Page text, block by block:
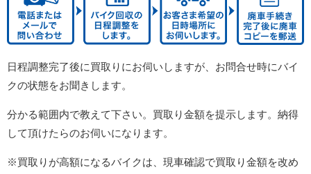
日程調整完了後に買取りにお伺いしますが、お問合せ時にバイ
クの状態をお聞きします。
分かる範囲内で教えて下さい。買取り金額を提示します。納得
して頂けたらのお伺いになります。
※買取りが高額になるバイクは、現車確認で買取り金額を改め